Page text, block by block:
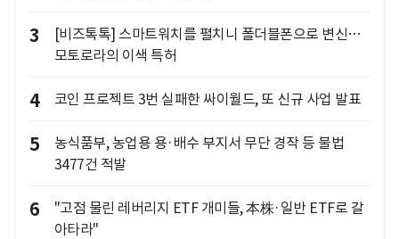
3
[비즈톡톡] 스마트워치를 펼치니 폴더블폰으로 변신…
모토로라의 이색 특허
4 코인 프로젝트 3번 실패한 싸이월드, 또 신규 사업 발표
5
농식품부, 농업용 용·배수 부지서 무단 경작 등 불법
3477건 적발
6
"고점 물린 레버리지 ETF 개미들, 本株·일반 ETF로 갈
아타라"